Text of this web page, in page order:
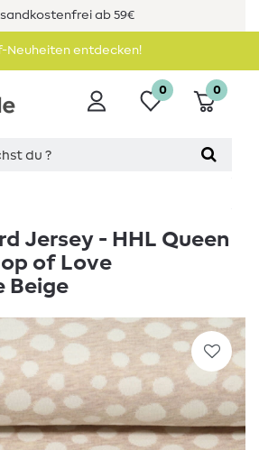
ab 59€
Neuheiten entdecken!
0 0
Jersey - HHL Queen
of Love
Beige